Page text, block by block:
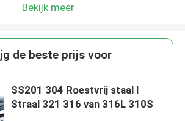
Bekijk meer
de beste prijs voor
SS201 304 Roestvrij staal I
Straal 321 316 van 316L 310S